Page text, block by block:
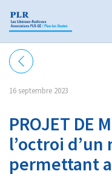
16 septembre 2023
PROJET DE
l’octroi
permettant